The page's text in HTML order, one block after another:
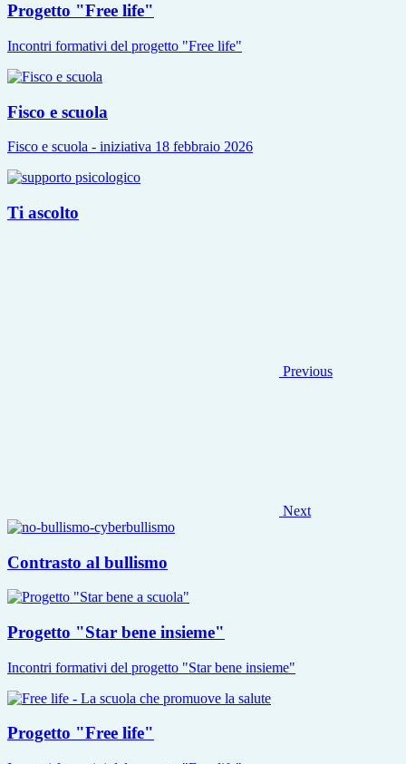
Progetto "Free life"
Incontri formativi del progetto "Free life"
Fisco e scuola
Fisco e scuola - iniziativa 18 febbraio 2026
Ti ascolto
Previous
Next
Contrasto al bullismo
Progetto "Star bene insieme"
Incontri formativi del progetto "Star bene insieme"
Progetto "Free life"